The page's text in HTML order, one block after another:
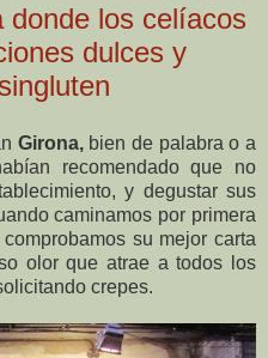
donde los celíacos
dulces y
Girona,bien de palabra o a
recomendado que no
y degustar sus
caminamos por primera
comprobamos su mejor carta
olor que atrae a todos los
crepes.